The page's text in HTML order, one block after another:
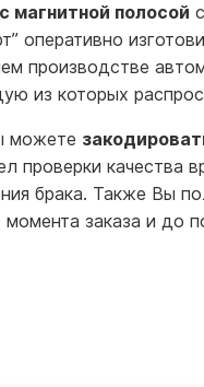
магнитной полосой
оперативно
производстве
из которых
можете
проверки качества
брака. Также Вы
заказа и до